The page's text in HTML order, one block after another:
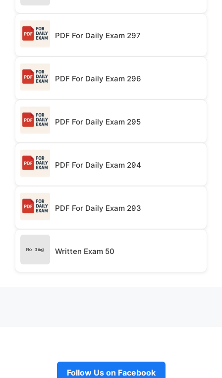
PDF For Daily Exam 297
PDF For Daily Exam 296
PDF For Daily Exam 295
PDF For Daily Exam 294
PDF For Daily Exam 293
Written Exam 50
Follow Us on Facebook